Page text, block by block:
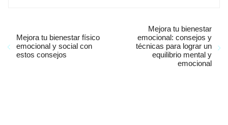
Mejora tu bienestar físico
emocional y social con
estos consejos
Mejora tu bienestar
emocional: consejos y
técnicas para lograr un
equilibrio mental y
emocional